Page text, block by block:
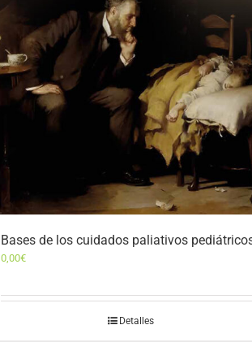
Bases de los cuidados paliativos
0,00€
Detalles